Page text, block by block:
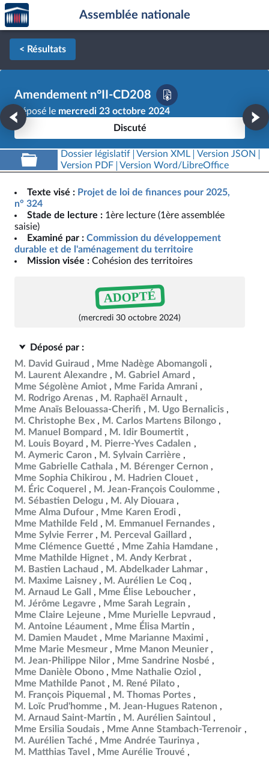
Aller au contenu
Aller en bas de la page
Accèder
à la
page
d'accueil
Assemblée nationale
< Résultats
Amendement n°II-CD208
Déposé le mercredi 23 octobre 2024
Discuté
Dossier législatif Version XML
Version JSON
Version PDF
Version Word/LibreOffice
Texte visé : Projet de loi de finances pour 2025,
n° 324
Stade de lecture : 1ère lecture (1ère assemblée
saisie)
Examiné par : Commission du développement
durable et de l'aménagement du territoire
Mission visée : Cohésion des territoires
ADOPTÉ
(mercredi 30 octobre 2024)
Déposé par :
M. David Guiraud
Mme Nadège Abomangoli
M. Laurent Alexandre
M. Gabriel Amard
Mme Ségolène Amiot
Mme Farida Amrani
M. Rodrigo Arenas
M. Raphaël Arnault
Mme Anaïs Belouassa-Cherifi
M. Ugo Bernalicis
M. Christophe Bex
M. Carlos Martens Bilongo
M. Manuel Bompard
M. Idir Boumertit
M. Louis Boyard
M. Pierre-Yves Cadalen
M. Aymeric Caron
M. Sylvain Carrière
Mme Gabrielle Cathala
M. Bérenger Cernon
Mme Sophia Chikirou
M. Hadrien Clouet
M. Éric Coquerel
M. Jean-François Coulomme
M. Sébastien Delogu
M. Aly Diouara
Mme Alma Dufour
Mme Karen Erodi
Mme Mathilde Feld
M. Emmanuel Fernandes
Mme Sylvie Ferrer
M. Perceval Gaillard
Mme Clémence Guetté
Mme Zahia Hamdane
Mme Mathilde Hignet
M. Andy Kerbrat
M. Bastien Lachaud
M. Abdelkader Lahmar
M. Maxime Laisney
M. Aurélien Le Coq
M. Arnaud Le Gall
Mme Élise Leboucher
M. Jérôme Legavre
Mme Sarah Legrain
Mme Claire Lejeune
Mme Murielle Lepvraud
M. Antoine Léaument
Mme Élisa Martin
M. Damien Maudet
Mme Marianne Maximi
Mme Marie Mesmeur
Mme Manon Meunier
M. Jean-Philippe Nilor
Mme Sandrine Nosbé
Mme Danièle Obono
Mme Nathalie Oziol
Mme Mathilde Panot
M. René Pilato
M. François Piquemal
M. Thomas Portes
M. Loïc Prud'homme
M. Jean-Hugues Ratenon
M. Arnaud Saint-Martin
M. Aurélien Saintoul
Mme Ersilia Soudais
Mme Anne Stambach-Terrenoir
M. Aurélien Taché
Mme Andrée Taurinya
M. Matthias Tavel
Mme Aurélie Trouvé